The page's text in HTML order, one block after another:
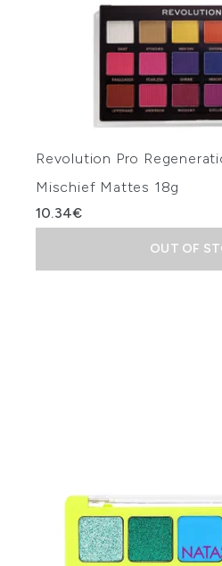
Revolution Pro
Mischief Mattes 18g
10.34€
OUT OF